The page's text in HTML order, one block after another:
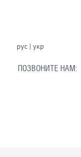
рус| укр
ПОЗВОНИТЕ НАМ: